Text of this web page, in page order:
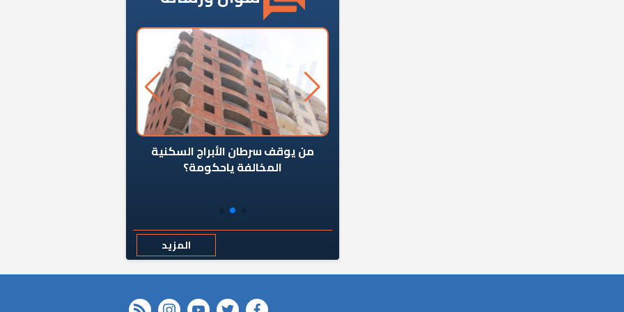
من يوقف سرطان الأبراج السكنية
المخالفة ياحكومة؟
المزيد